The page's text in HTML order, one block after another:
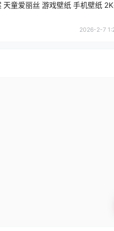
天童爱丽丝 游戏壁纸 手机壁纸
2026-2-7